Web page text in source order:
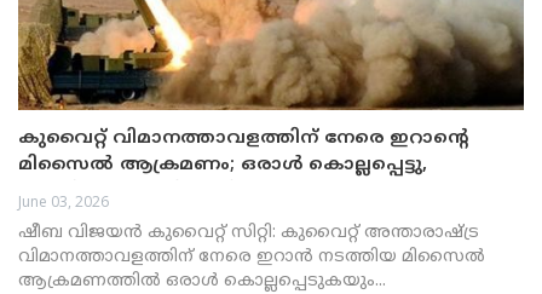
കുവൈറ്റ് വിമാനത്താവളത്തിന് നേരെ ഇറാന്റെ
മിസൈൽ ആക്രമണം; ഒരാൾ കൊല്ലപ്പെട്ടു,
സർവീസുകൾ നിർത്തിവെച്ചു
June 03, 2026
ഷീബ വിജയൻ കുവൈറ്റ് സിറ്റി: കുവൈറ്റ് അന്താരാഷ്ട്ര
വിമാനത്താവളത്തിന് നേരെ ഇറാൻ നടത്തിയ മിസൈൽ
ആക്രമണത്തിൽ ഒരാൾ കൊല്ലപ്പെടുകയും...